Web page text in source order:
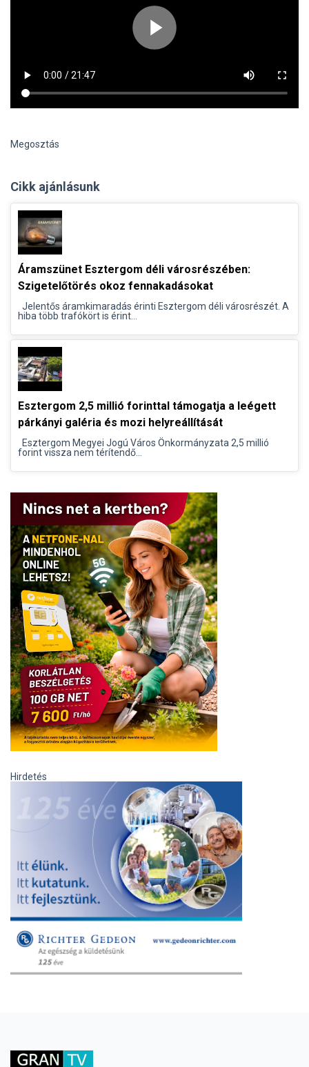
Megosztás
Cikk ajánlásunk
Áramszünet Esztergom déli városrészében:
Szigetelőtörés okoz fennakadásokat
Jelentős áramkimaradás érinti Esztergom déli városrészét. A
hiba több trafókört is érint...
Esztergom 2,5 millió forinttal támogatja a leégett
párkányi galéria és mozi helyreállítását
Esztergom Megyei Jogú Város Önkormányzata 2,5 millió
forint vissza nem térítendő...
Hirdetés